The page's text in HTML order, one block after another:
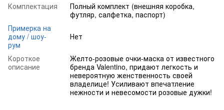
Комплектация
Полный комплект (внешняя коробка,
футляр, салфетка, паспорт)
Примерка на
дому / шоу-
рум
Нет
Короткое
описание
Желто-розовые очки-маска от известного
бренда Valentino, придают легкость и
невероятную женственность своей
владелице! Усиливают впечатление
нежности и невесомости розовые дужки!